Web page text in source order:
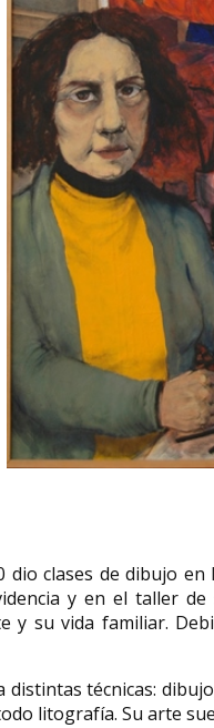
dio clases de dibujo
y en el taller
y su vida familiar.​
distintas técnicas:
litografía.​ Su arte